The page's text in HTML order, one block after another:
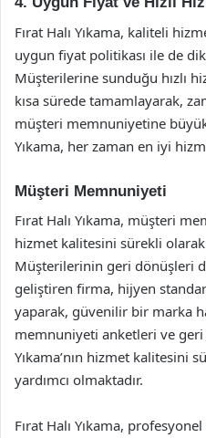
Fırat Halı Yıkama, kaliteli
uygun fiyat politikası ile de
Müşterilerine sunduğu hızlı
kısa sürede tamamlayarak,
müşteri memnuniyetine
Yıkama, her zaman en iyi
Müşteri Memnuniyeti
Fırat Halı Yıkama, müşteri
hizmet kalitesini sürekli olarak
Müşterilerinin geri dönüşleri
geliştiren firma, hijyen
yaparak, güvenilir bir marka
memnuniyeti anketleri ve geri
Yıkama’nın hizmet kalitesini
yardımcı olmaktadır.
Fırat Halı Yıkama,